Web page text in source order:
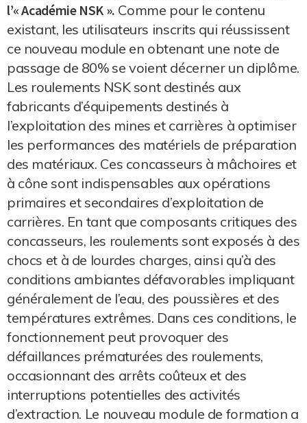
l’« Académie NSK ». Comme pour le contenu
existant, les utilisateurs inscrits qui réussissent
ce nouveau module en obtenant une note de
passage de 80% se voient décerner un diplôme.
Les roulements NSK sont destinés aux
fabricants d’équipements destinés à
l’exploitation des mines et carrières à optimiser
les performances des matériels de préparation
des matériaux. Ces concasseurs à mâchoires et
à cône sont indispensables aux opérations
primaires et secondaires d’exploitation de
carrières. En tant que composants critiques des
concasseurs, les roulements sont exposés à des
chocs et à de lourdes charges, ainsi qu’à des
conditions ambiantes défavorables impliquant
généralement de l’eau, des poussières et des
températures extrêmes. Dans ces conditions, le
fonctionnement peut provoquer des
défaillances prématurées des roulements,
occasionnant des arrêts coûteux et des
interruptions potentielles des activités
d’extraction. Le nouveau module de formation a